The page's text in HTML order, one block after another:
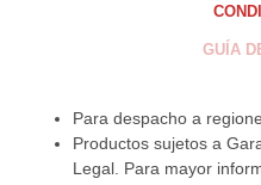
GUÍA
Para despacho a
Productos sujetos a
Legal. Para mayor